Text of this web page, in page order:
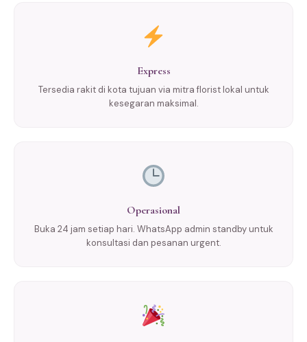
Express
Tersedia rakit di kota tujuan via mitra florist lokal untuk
kesegaran maksimal.
Operasional
Buka 24 jam setiap hari. WhatsApp admin standby untuk
konsultasi dan pesanan urgent.